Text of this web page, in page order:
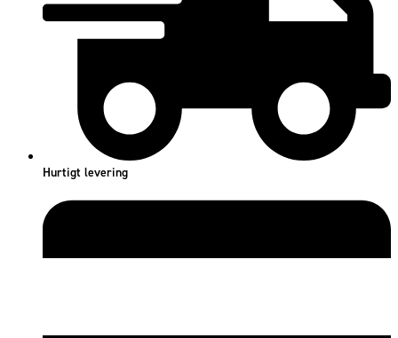
Hurtigt levering